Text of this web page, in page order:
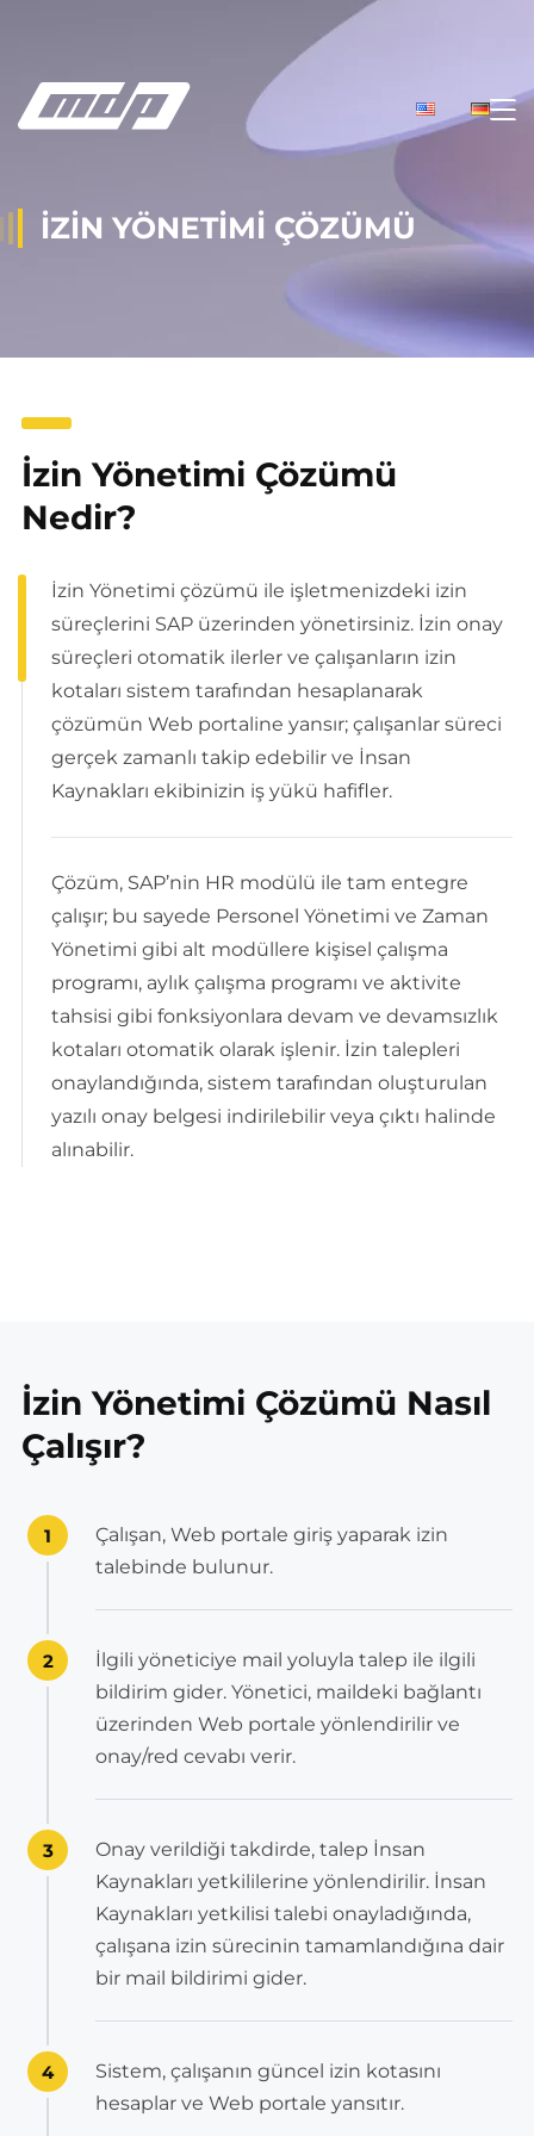
İZIN YÖNETIMI ÇÖZÜMÜ
İzin Yönetimi Çözümü
Nedir?
İzin Yönetimi çözümü ile işletmenizdeki izin
süreçlerini SAP üzerinden yönetirsiniz. İzin onay
süreçleri otomatik ilerler ve çalışanların izin
kotaları sistem tarafından hesaplanarak
çözümün Web portaline yansır; çalışanlar süreci
gerçek zamanlı takip edebilir ve İnsan
Kaynakları ekibinizin iş yükü hafifler.
Çözüm, SAP’nin HR modülü ile tam entegre
çalışır; bu sayede Personel Yönetimi ve Zaman
Yönetimi gibi alt modüllere kişisel çalışma
programı, aylık çalışma programı ve aktivite
tahsisi gibi fonksiyonlara devam ve devamsızlık
kotaları otomatik olarak işlenir. İzin talepleri
onaylandığında, sistem tarafından oluşturulan
yazılı onay belgesi indirilebilir veya çıktı halinde
alınabilir.
İzin Yönetimi Çözümü Nasıl
Çalışır?
1
Çalışan, Web portale giriş yaparak izin
talebinde bulunur.
2
İlgili yöneticiye mail yoluyla talep ile ilgili
bildirim gider. Yönetici, maildeki bağlantı
üzerinden Web portale yönlendirilir ve
onay/red cevabı verir.
3
Onay verildiği takdirde, talep İnsan
Kaynakları yetkililerine yönlendirilir. İnsan
Kaynakları yetkilisi talebi onayladığında,
çalışana izin sürecinin tamamlandığına dair
bir mail bildirimi gider.
4
Sistem, çalışanın güncel izin kotasını
hesaplar ve Web portale yansıtır.